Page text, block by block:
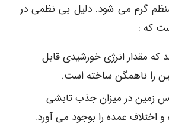
گرم می شود. دلیل بی نظمی در
که :
که مقدار انرژی خورشیدی قابل
را ناهمگن ساخته است.
زمین در میزان جذب تابشی
و اختلاف عمده را بوجود می آورد.